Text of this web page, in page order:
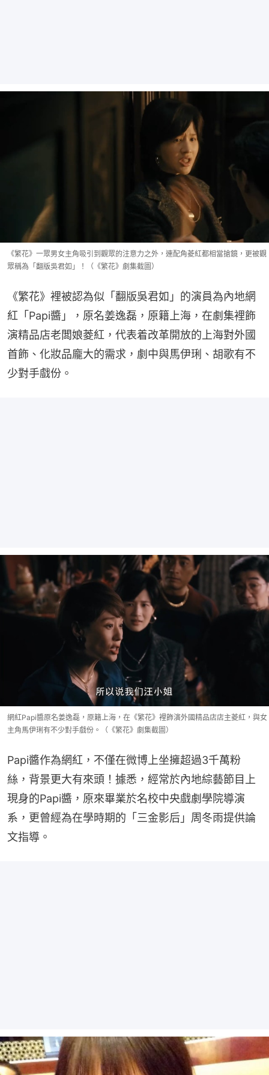
《繁花》一眾男女主角吸引到觀眾的注意力之外，連配角菱紅都相當搶鏡，更被觀
眾稱為「翻版吳君如」！（《繁花》劇集截圖）
《繁花》裡被認為似「翻版吳君如」的演員為內地網
紅「Papi醬」，原名姜逸磊，原籍上海，在劇集裡飾
演精品店老闆娘菱紅，代表着改革開放的上海對外國
首飾、化妝品龐大的需求，劇中與馬伊琍、胡歌有不
少對手戲份。
網紅Papi醬原名姜逸磊，原籍上海，在《繁花》裡飾演外國精品店店主菱紅，與女
主角馬伊琍有不少對手戲份。（《繁花》劇集截圖）
Papi醬作為網紅，不僅在微博上坐擁超過3千萬粉
絲，背景更大有來頭！據悉，經常於內地綜藝節目上
現身的Papi醬，原來畢業於名校中央戲劇學院導演
系，更曾經為在學時期的「三金影后」周冬雨提供論
文指導。